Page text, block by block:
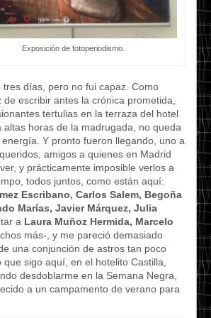
Exposición de fotoperiodismo.
tres días, pero no fui capaz. Como
escribir antes la crónica prometida,
tertulias en la terraza del hotel
altas horas de la madrugada, no queda
Y pronto fueron llegando, uno a
amigos a quienes en Madrid
y prácticamente imposible verlos a
todos juntos, como están aquí:
Escribano, Carlos Salem, Begoña
Marías, Javier Márquez, Julia
a Laura Muñoz Hermida, Marcelo
más-, y me pareció demasiado
una conjunción de astros tan poco
sigo aquí, en el hotelito Castilla,
desdoblarme en la Semana Negra,
a un campamento de verano para